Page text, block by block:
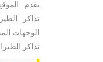
يقدم
تذاكر
الوجهات
تذاكر